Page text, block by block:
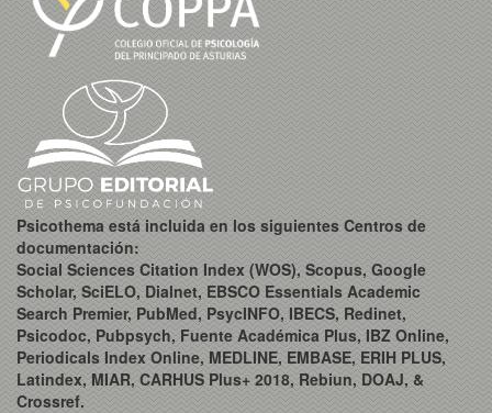
Psicothema está incluida en los siguientes Centros de
documentación:
Social Sciences Citation Index (WOS), Scopus, Google
Scholar, SciELO, Dialnet, EBSCO Essentials Academic
Search Premier, PubMed, PsycINFO, IBECS, Redinet,
Psicodoc, Pubpsych, Fuente Académica Plus, IBZ Online,
Periodicals Index Online, MEDLINE, EMBASE, ERIH PLUS,
Latindex, MIAR, CARHUS Plus+ 2018, Rebiun, DOAJ, &
Crossref.